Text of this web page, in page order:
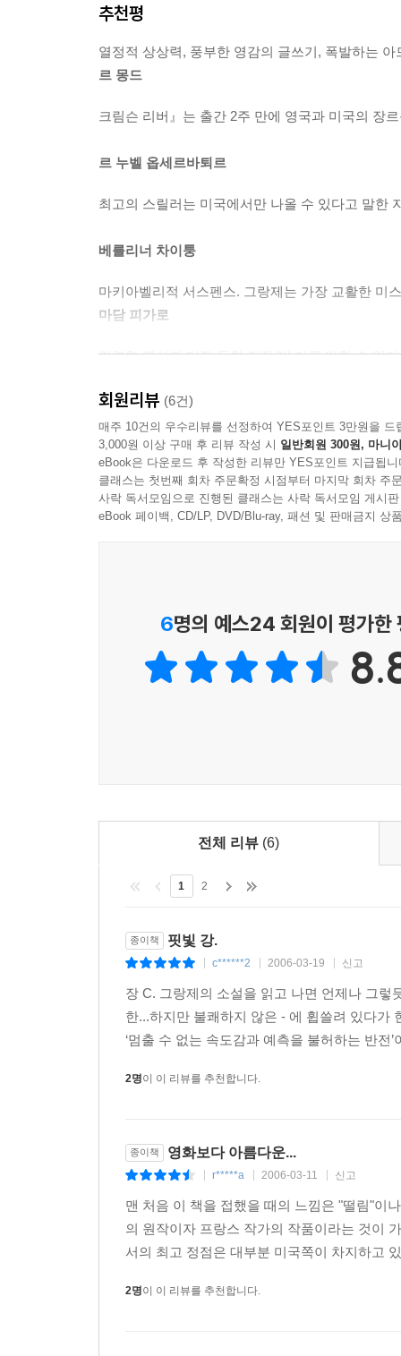
추천평
열정적 상상력, 풍부한 영감의 글쓰기, 폭발하는
르 몽드
크림슨 리버』는 출간 2주 만에 영국과 미국의 장
르 누벨 옵세르바퇴르
최고의 스릴러는 미국에서만 나올 수 있다고 말한
베를리너 차이퉁
마키아벨리적 서스펜스. 그랑제는 가장 교활한 미
마담 피가로
강렬한 액션과 터질 듯한 긴장감! 이루 말할 수 없
격렬한 고통과 전율을 즐기는 독자라면 주저 없이
침묵』 이후 최고의 스릴러!
르 피가로
스티븐 킹과 제임스 엘로이를 단숨에 제압하는 소
정교하고 완벽하게 세공된 소설. 장 크리스토프 그
레스트레소
회원리뷰 (6건)
매주 10건의 우수리뷰를 선정하여 YES포인트 3만원을 드
3,000원 이상 구매 후 리뷰 작성 시 일반회원 300원, 마니
eBook은 다운로드 후 작성한 리뷰만 YES포인트 지급됩니
클래스는 첫번째 회차 주문확정 시점부터 마지막 회차 주
사락 독서모임으로 진행된 클래스는 사락 독서모임 게시
eBook 페이백, CD/LP, DVD/Blu-ray, 패션 및 판매금지 상
6명의 예스24 회원이 평가한
전체 리뷰 (6)
1 2
종이책 핏빛 강.
c******2 2006-03-19 신고
장 C. 그랑제의 소설을 읽고 나면 언제나 그
한...하지만 불쾌하지 않은 - 에 휩쓸려 있다가
‘멈출 수 없는 속도감과 예측을 불허하는 반전
2명이 이 리뷰를 추천합니다.
종이책 영화보다 아름다운...
r*****a 2006-03-11 신고
맨 처음 이 책을 접했을 때의 느낌은 "떨림"이
의 원작이자 프랑스 작가의 작품이라는 것이
서의 최고 정점은 대부분 미국쪽이 차지하고
2명이 이 리뷰를 추천합니다.